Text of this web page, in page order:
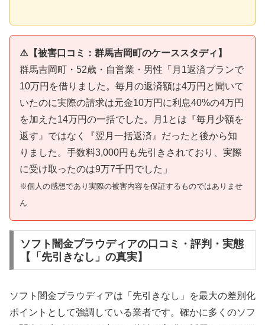
⚠️【被害口コミ：群馬吉岡町のケーススタディ】
群馬吉岡町・52歳・自営業・男性「月1返済プランで
10万円を借りました。毎月の返済額は4万円と聞いて
いたのに実際の請求は元金10万円に利息40%の4万円
を加えた14万円の一括でした。月1とは『毎月少額を
返す』ではなく『翌月一括返済』だったと後から知
りました。手数料3,000円も先引きされており、実際
に受け取ったのは9万7千円でした」
※個人の感想であり実際の被害内容を保証するものではありませ
ん
ソフト闇金プラウディアの口コミ・評判・実態
【「先引きなし」の真実】
ソフト闇金プラウディアは「先引きなし」を最大の差別化
ポイントとして強調している業者です。確かに多くのソフ